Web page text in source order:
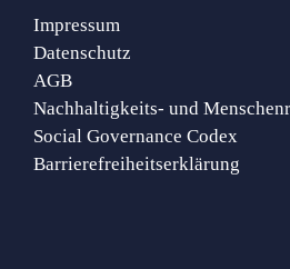
Impressum
Datenschutz
AGB
Nachhaltigkeits- und
Social Governance Codex
Barrierefreiheitserklärung